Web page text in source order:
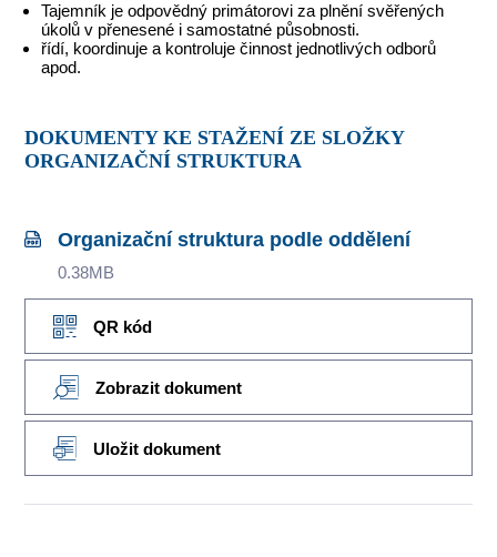
Tajemník je odpovědný primátorovi za plnění svěřených
úkolů v přenesené i samostatné působnosti.
řídí, koordinuje a kontroluje činnost jednotlivých odborů
apod.
DOKUMENTY KE STAŽENÍ ZE SLOŽKY
ORGANIZAČNÍ STRUKTURA
Organizační struktura podle oddělení
0.38MB
QR kód
Zobrazit dokument
Uložit dokument